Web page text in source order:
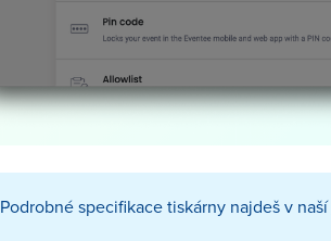
Podrobné specifikace tiskárny najdeš v naší